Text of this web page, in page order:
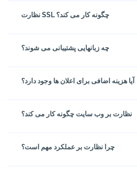
نظارت SSL چگونه کار می کند؟
چه زبانهایی پشتیبانی می شوند؟
آیا هزینه اضافی برای اعلان ها وجود دارد؟
نظارت بر وب سایت چگونه کار می کند؟
چرا نظارت بر عملکرد مهم است؟